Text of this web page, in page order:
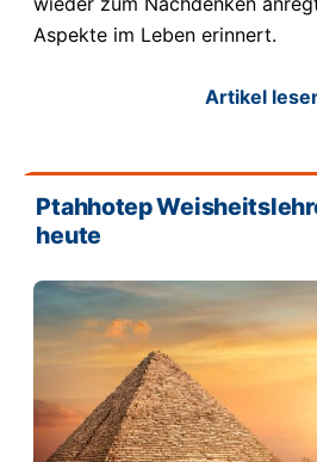
Aspekte im Leben erinnert.
Artikel
Ptahhotep
heute